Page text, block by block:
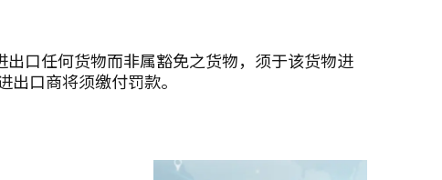
口任何货物而非属豁免之货物，须于该货物进
口商将须缴付罚款。